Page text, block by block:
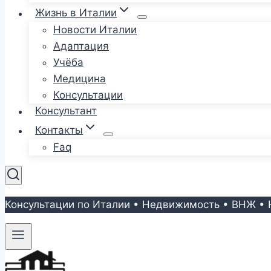
Жизнь в Италии
Новости Италии
Адаптация
Учёба
Медицина
Консультации
Консультант
Контакты
Faq
Консультации по Италии • Недвижимость • ВНЖ •